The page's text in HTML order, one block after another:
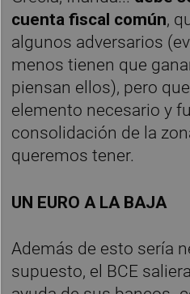
cuenta fiscal común,
algunos adversarios
menos tienen que
piensan ellos), pero
elemento necesario y
consolidación de la
queremos tener.
UN EURO A LA BAJA
Además de esto sería
supuesto, el BCE